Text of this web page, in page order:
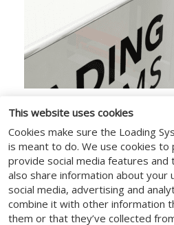
This website uses cookies
Cookies make sure the Loading
is meant to do. We use cookies
provide social media features and
also share information about your
social media, advertising and
combine it with other information
them or that they’ve collected
Section
automatique
La section supérieure
levage automatisé, ce
soulever ou de se
lorsqu'il est utilisé par